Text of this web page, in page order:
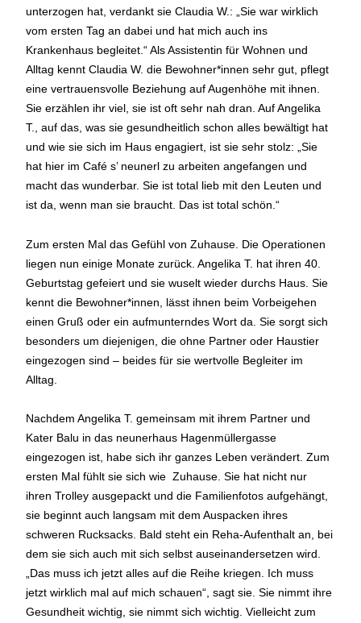
unterzogen hat, verdankt sie Claudia W.: „Sie war wirklich
vom ersten Tag an dabei und hat mich auch ins
Krankenhaus begleitet.“ Als Assistentin für Wohnen und
Alltag kennt Claudia W. die Bewohner*innen sehr gut, pflegt
eine vertrauensvolle Beziehung auf Augenhöhe mit ihnen.
Sie erzählen ihr viel, sie ist oft sehr nah dran. Auf Angelika
T., auf das, was sie gesundheitlich schon alles bewältigt hat
und wie sie sich im Haus engagiert, ist sie sehr stolz: „Sie
hat hier im Café s’ neunerl zu arbeiten angefangen und
macht das wunderbar. Sie ist total lieb mit den Leuten und
ist da, wenn man sie braucht. Das ist total schön.“
Zum ersten Mal das Gefühl von Zuhause. Die Operationen
liegen nun einige Monate zurück. Angelika T. hat ihren 40.
Geburtstag gefeiert und sie wuselt wieder durchs Haus. Sie
kennt die Bewohner*innen, lässt ihnen beim Vorbeigehen
einen Gruß oder ein aufmunterndes Wort da. Sie sorgt sich
besonders um diejenigen, die ohne Partner oder Haustier
eingezogen sind – beides für sie wertvolle Begleiter im
Alltag.
Nachdem Angelika T. gemeinsam mit ihrem Partner und
Kater Balu in das neunerhaus Hagenmüllergasse
eingezogen ist, habe sich ihr ganzes Leben verändert. Zum
ersten Mal fühlt sie sich wie Zuhause. Sie hat nicht nur
ihren Trolley ausgepackt und die Familienfotos aufgehängt,
sie beginnt auch langsam mit dem Auspacken ihres
schweren Rucksacks. Bald steht ein Reha-Aufenthalt an, bei
dem sie sich auch mit sich selbst auseinandersetzen wird.
„Das muss ich jetzt alles auf die Reihe kriegen. Ich muss
jetzt wirklich mal auf mich schauen“, sagt sie. Sie nimmt ihre
Gesundheit wichtig, sie nimmt sich wichtig. Vielleicht zum